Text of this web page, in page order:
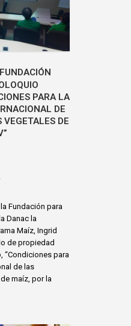
FUNDACIÓN
PARA LA
DE
VEGETALES DE
Fundación para
Danac la
Maíz, Ingrid
de propiedad
“Condiciones para
de las
maíz, por la